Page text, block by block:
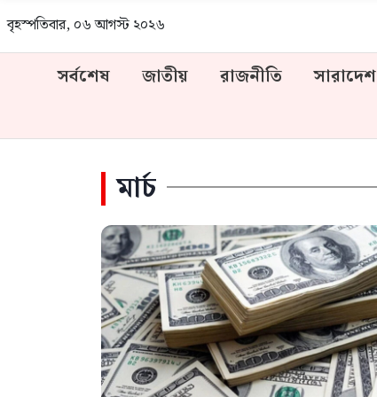
বৃহস্পতিবার, ০৬ আগস্ট ২০২৬
সর্বশেষ জাতীয় রাজনীতি সারাদেশ
মার্চ